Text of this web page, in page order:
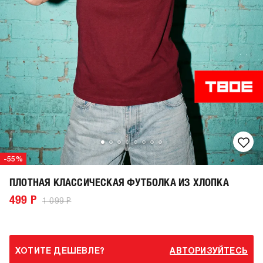
-55%
ПЛОТНАЯ КЛАССИЧЕСКАЯ ФУТБОЛКА ИЗ ХЛОПКА
499 Р 1 099 Р
ХОТИТЕ ДЕШЕВЛЕ? АВТОРИЗУЙТЕСЬ